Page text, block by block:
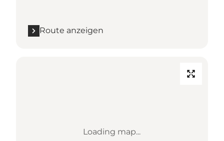
Route anzeigen
Loading map...